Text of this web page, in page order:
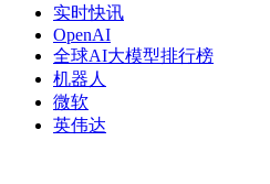
实时快讯
OpenAI
全球AI大模型排行榜
机器人
微软
英伟达